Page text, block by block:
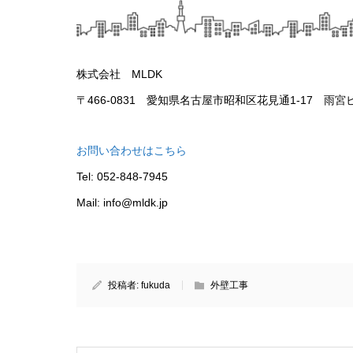
株式会社 MLDK
〒466-0831 愛知県名古屋市昭和区花見通1-17 雨宮
お問い合わせはこちら
Tel: 052-848-7945
Mail: info@mldk.jp
投稿者: fukuda 外壁工事